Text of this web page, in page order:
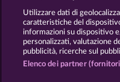
Invia
Utilizzare dati di
caratteristiche del
informazioni su dispositivo
personalizzati, valutazione
pubblicità, ricerche sul
Elenco dei partner